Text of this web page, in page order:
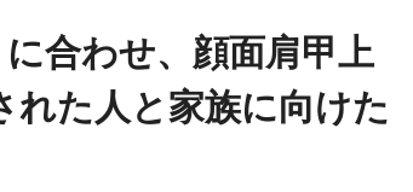
合わせ、顔面肩甲上
れた人と家族に向けた